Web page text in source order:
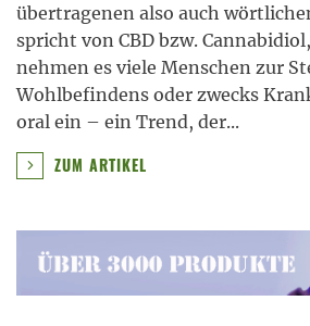
übertragenen also auch
spricht von CBD bzw.
nehmen es viele Menschen zur
Wohlbefindens oder zwecks
oral ein – ein Trend, der...
ZUM ARTIKEL